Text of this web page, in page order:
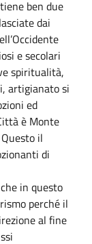
ben due
dai
e secolari
spiritualità,
artigianato si
ed
è Monte
il
di
in questo
perché il
al fine